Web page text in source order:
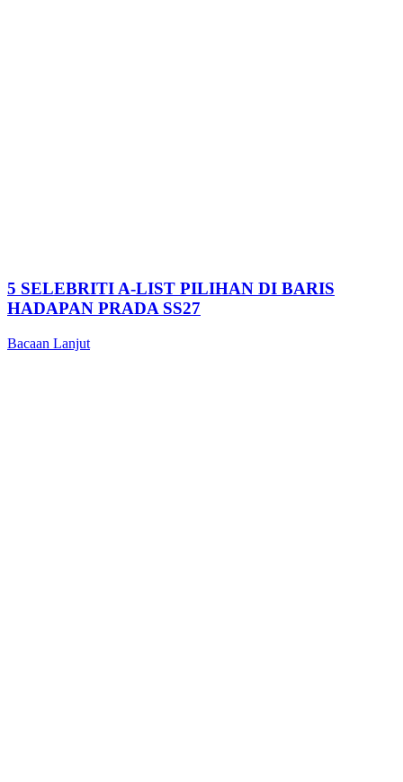
5 SELEBRITI A-LIST PILIHAN DI BARIS
HADAPAN PRADA SS27
Bacaan Lanjut